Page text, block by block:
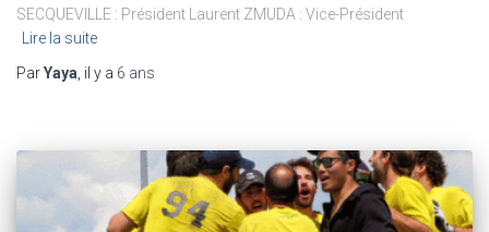
SECQUEVILLE : Président Laurent ZMUDA : Vice-Président
Lire la suite
ParYaya , il y a 6 ans